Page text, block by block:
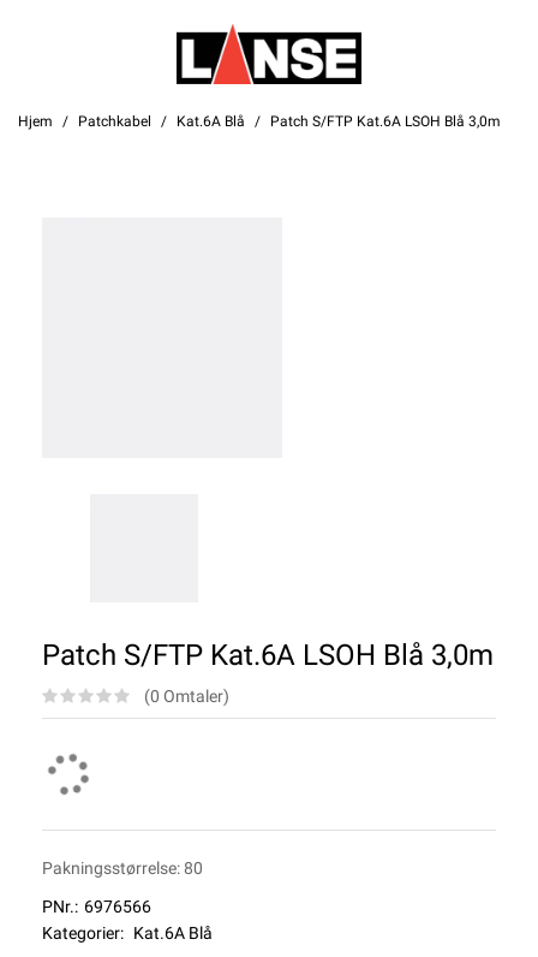
Hjem Patchkabel Kat.6A Blå Patch S/FTP Kat.6A LSOH Blå 3,0m
Patch S/FTP Kat.6A LSOH Blå 3,0m
(0 Omtaler)
Pakningsstørrelse: 80
PNr.: 6976566
Kategorier: Kat.6A Blå